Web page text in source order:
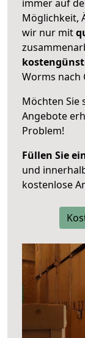
immer auf
Möglichkeit,
wir nur mit
Worms nach
Möchten Sie
Angebote
Problem!
Füllen Sie
und
kostenlose